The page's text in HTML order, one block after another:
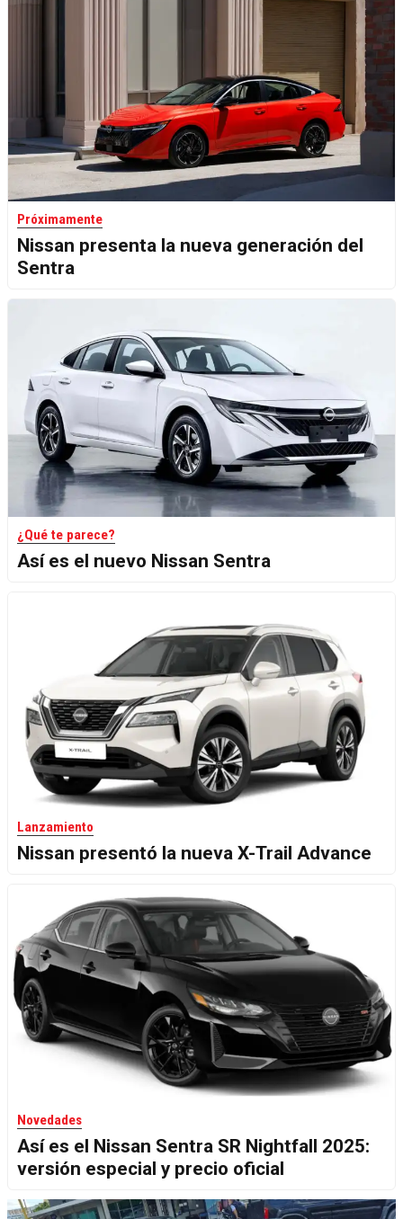
Próximamente
Nissan presenta la nueva generación del
Sentra
¿Qué te parece?
Así es el nuevo Nissan Sentra
Lanzamiento
Nissan presentó la nueva X-Trail Advance
Novedades
Así es el Nissan Sentra SR Nightfall 2025:
versión especial y precio oficial